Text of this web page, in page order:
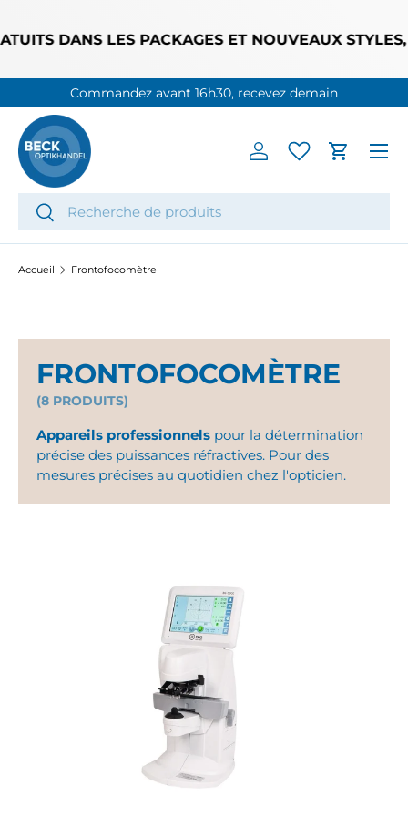
ALLER AU CONTENU
DANS LES PACKAGES ET NOUVEAUX STYLES,
Commandez avant 16h30, recevez demain
Recherche
Rechercher
Se connecterPanier
Menu
Accueil Frontofocomètre
FRONTOFOCOMÈTRE
(8 PRODUITS)
Appareils professionnels pour la détermination
précise des puissances réfractives. Pour des
mesures précises au quotidien chez l'opticien.